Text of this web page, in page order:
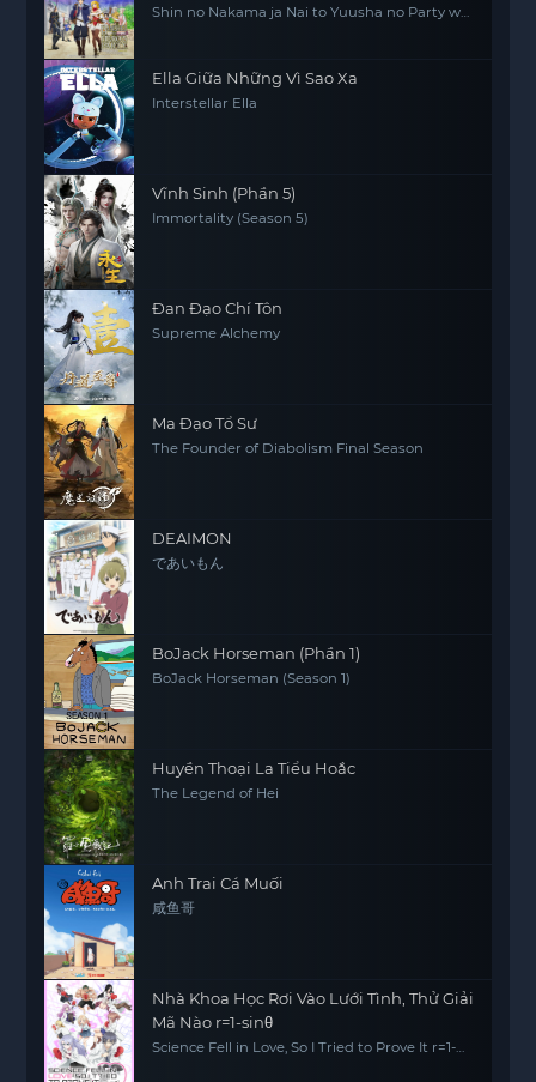
quyết định sẽ sống chậm lại ở nơi biên ải
Shin no Nakama ja Nai to Yuusha no Party wo
Countryside
Ella Giữa Những Vì Sao Xa
Interstellar Ella
Vĩnh Sinh (Phần 5)
Immortality (Season 5)
Đan Đạo Chí Tôn
Supreme Alchemy
Ma Đạo Tổ Sư
The Founder of Diabolism Final Season
DEAIMON
であいもん
BoJack Horseman (Phần 1)
BoJack Horseman (Season 1)
Huyền Thoại La Tiểu Hoắc
The Legend of Hei
Anh Trai Cá Muối
咸鱼哥
Nhà Khoa Học Rơi Vào Lưới Tình, Thử Giải
Mã Nào r=1-sinθ
Science Fell in Love, So I Tried to Prove It r=1-